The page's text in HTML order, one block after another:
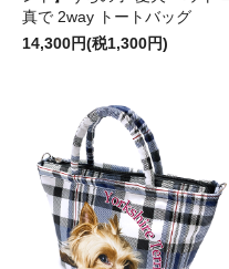
真で 2way トートバッグ
14,300円(税1,300円)